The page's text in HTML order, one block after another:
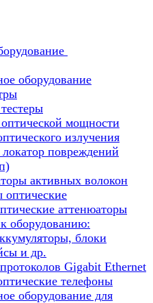
оборудование
мощности
излучения
повреждений
активных волокон
аттенюаторы
оборудованию:
блоки
и др.
Gigabit Ethernet
телефоны
оборудование для